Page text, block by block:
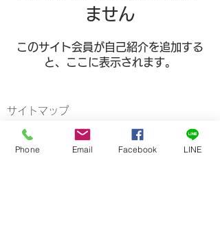
ません
このサイト会員が自己紹介を追加する
と、ここに表示されます。
サイトマップ
ホーム
​理念Phone Email Facebook LINE